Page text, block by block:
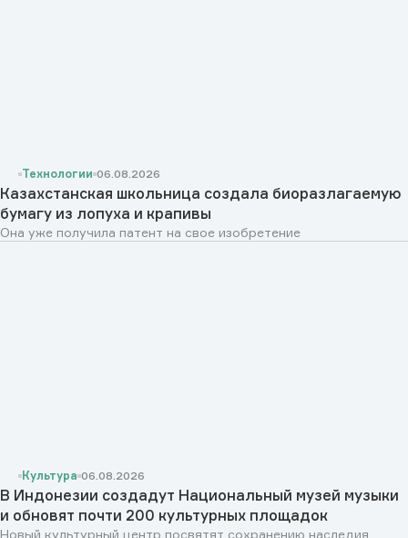
Технологии 06.08.2026
Казахстанская школьница создала биоразлагаемую
бумагу из лопуха и крапивы
Она уже получила патент на свое изобретение
Культура 06.08.2026
В Индонезии создадут Национальный музей музыки
и обновят почти 200 культурных площадок
Новый культурный центр посвятят сохранению наследия